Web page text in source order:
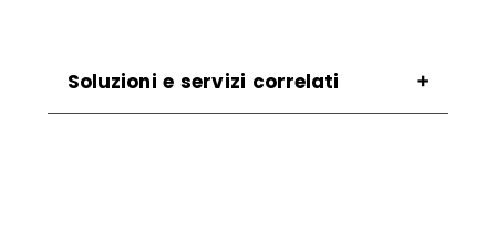
Soluzioni e servizi correlati